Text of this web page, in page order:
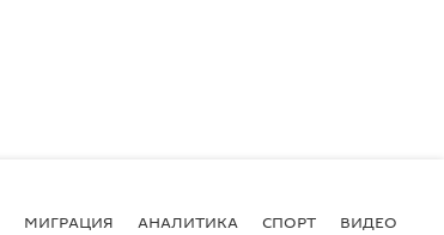
МИГРАЦИЯ АНАЛИТИКА СПОРТ ВИДЕО